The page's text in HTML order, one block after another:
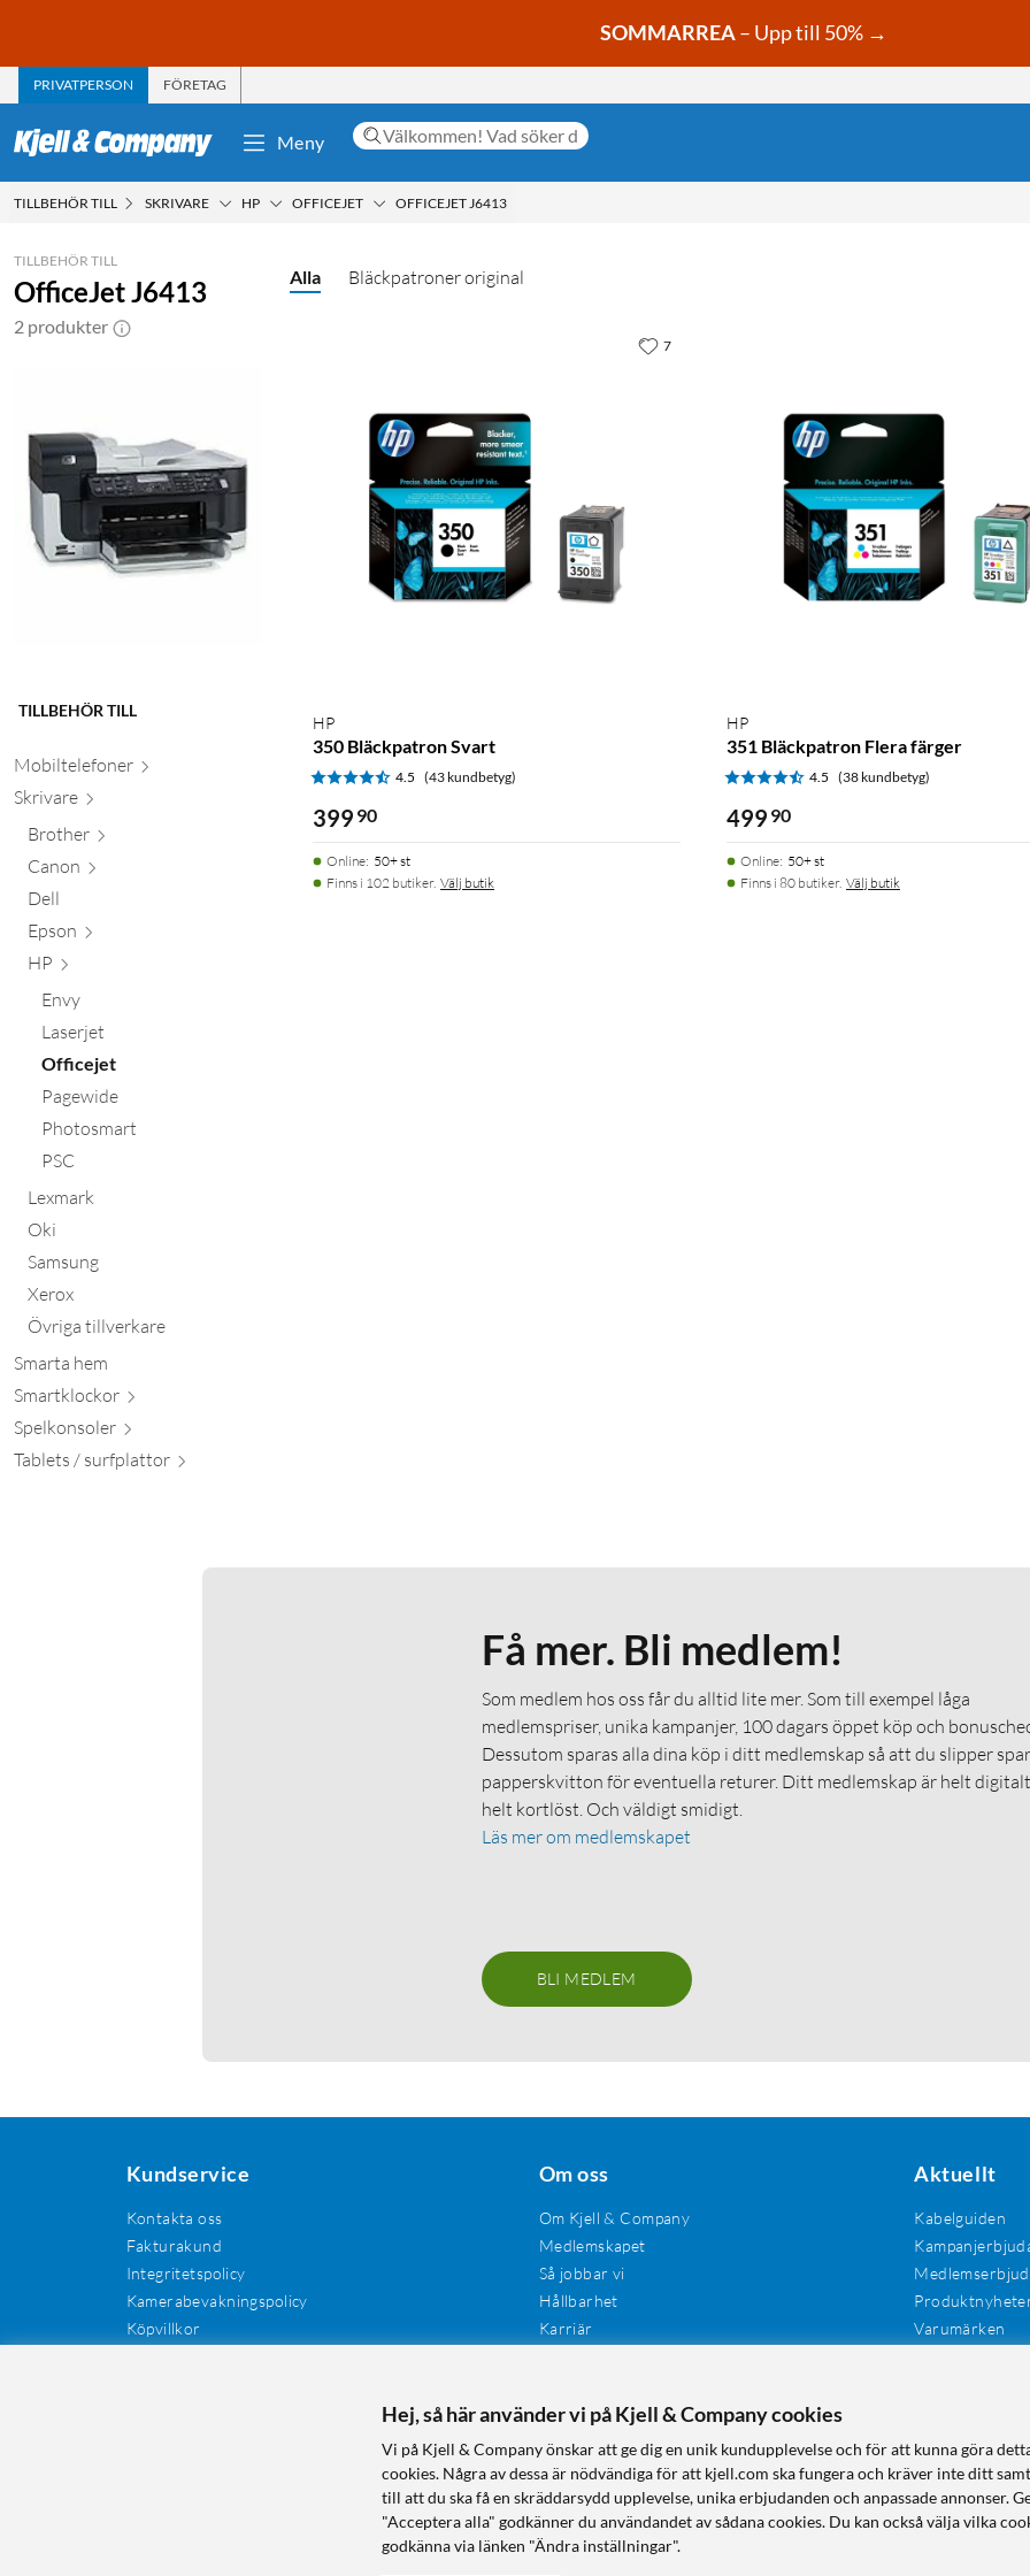
SOMMARREA– Upp till 50% →
PRIVATPERSON FÖRETAG
Meny
TILLBEHÖR TILL SKRIVARE HP OFFICEJET OFFICEJET J6413
TILLBEHÖR TILL
OfficeJet J6413
2 produkter
TILLBEHÖR TILL
Mobiltelefoner
Skrivare
Brother
Canon
Dell
Epson
HP
Envy
Laserjet
Officejet
Pagewide
Photosmart
PSC
Lexmark
Oki
Samsung
Xerox
Övriga tillverkare
Smarta hem
Smartklockor
Spelkonsoler
Tablets / surfplattor
Alla Bläckpatroner original
HP
350 Bläckpatron Svart
4.5 (43 kundbetyg)
399 90
Online: 50+ st
Finns i 102 butiker. Välj butik
7
HP
351 Bläckpatron Flera färger
4.5 (38 kundbetyg)
499 90
Online: 50+ st
Finns i 80 butiker. Välj butik
Få mer. Bli medlem!
Som medlem hos oss får du alltid lite mer. Som till exempel låga
medlemspriser, unika kampanjer, 100 dagars öppet köp och
Dessutom sparas alla dina köp i ditt medlemskap så att du slipper
papperskvitton för eventuella returer. Ditt medlemskap är helt
helt kortlöst. Och väldigt smidigt.
Läs mer om medlemskapet
BLI MEDLEM
Kundservice
Kontakta oss
Fakturakund
Integritetspolicy
Kamerabevakningspolicy
Köpvillkor
Om oss
Om Kjell & Company
Medlemskapet
Så jobbar vi
Hållbarhet
Karriär
Tillgänglighet
Aktuellt
Kabelguiden
Varumärken
Hej, så här använder vi på Kjell & Company cookies
Vi på Kjell & Company önskar att ge dig en unik kundupplevelse och för att kunna göra
cookies. Några av dessa är nödvändiga för att kjell.com ska fungera och kräver inte ditt
till att du ska få en skräddarsydd upplevelse, unika erbjudanden och anpassade annonser.
"Acceptera alla" godkänner du användandet av sådana cookies. Du kan också välja vilka
godkänna via länken "Ändra inställningar".